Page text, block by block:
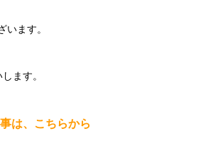
ます。
ます。
は、こちらから